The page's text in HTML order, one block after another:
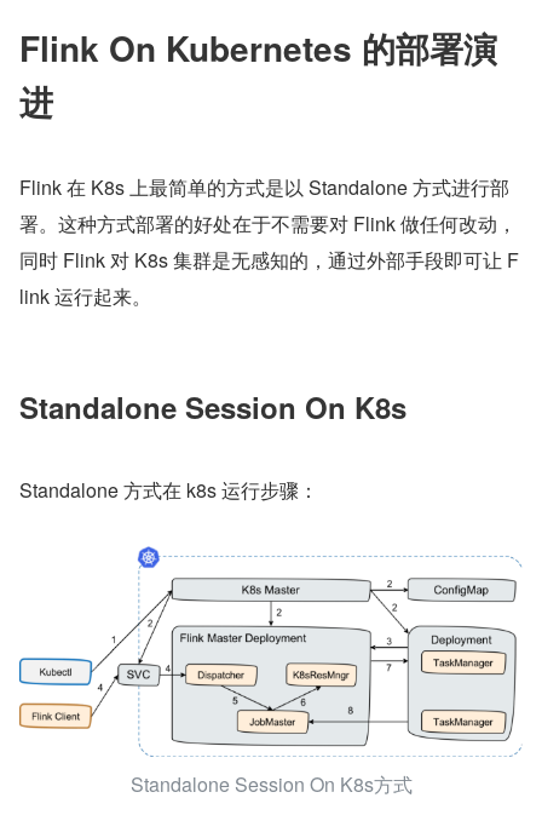
Flink On Kubernetes 的部署演
进
Flink 在 K8s 上最简单的方式是以 Standalone 方式进行部
署。这种方式部署的好处在于不需要对 Flink 做任何改动，
同时 Flink 对 K8s 集群是无感知的，通过外部手段即可让 F
link 运行起来。
Standalone Session On K8s
Standalone 方式在 k8s 运行步骤：
Standalone Session On K8s方式